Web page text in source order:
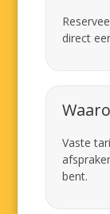
direct
Vaste
bent.